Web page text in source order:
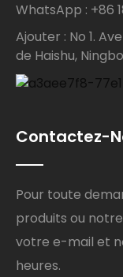
WhatsApp : +86
Ajouter : No 1.
de Haishu,
Contactez-
Pour toute
produits ou
votre e-mail et
heures.